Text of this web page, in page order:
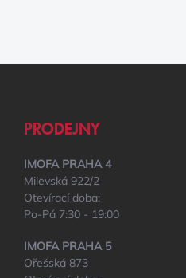
PRODEJNY
IMOFA PRAHA 4
Milevská 922/2
Otevírací doba:
Po-Pá 7:30 - 19:00
IMOFA PRAHA 5
Ořešská 873